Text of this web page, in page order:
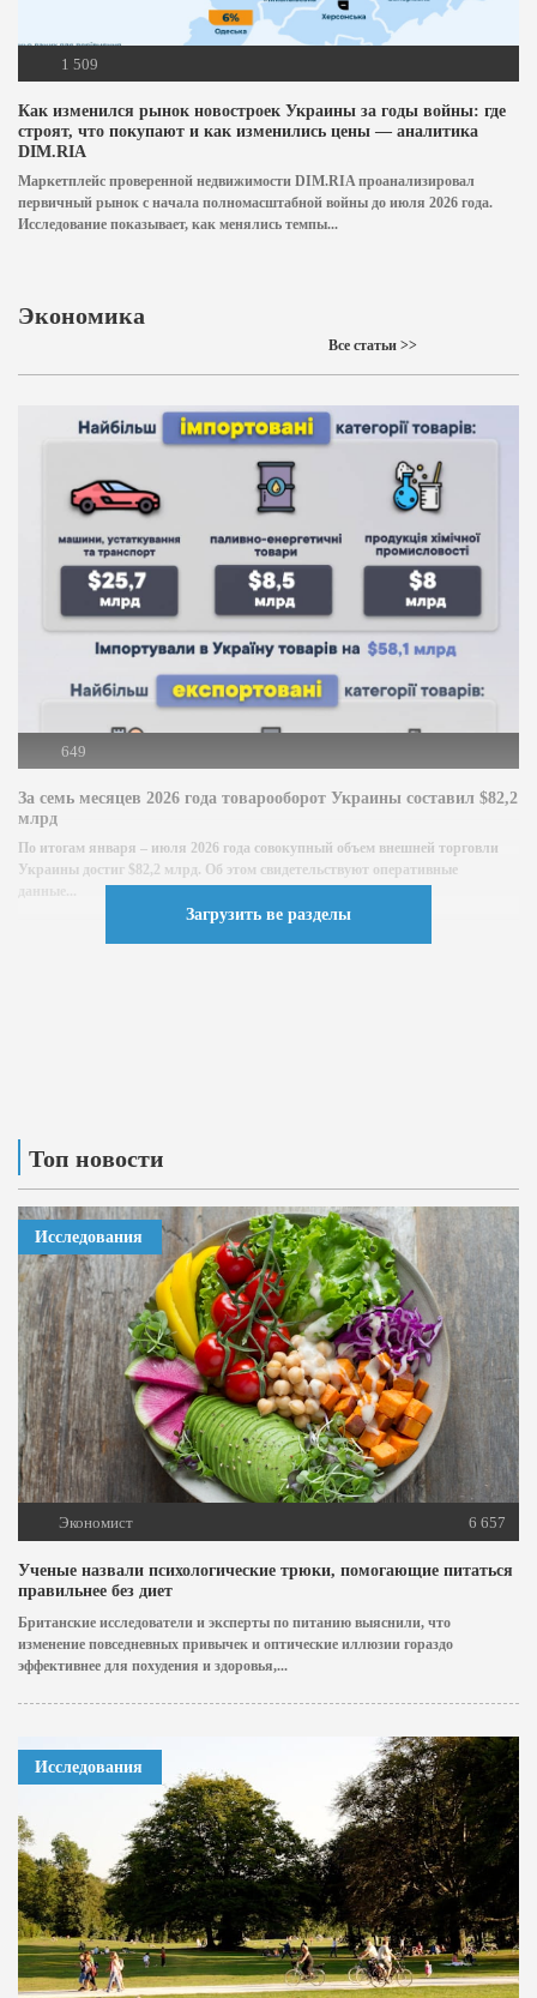
Топ новости
Исследования
Экономист 6 657
Ученые назвали психологические трюки, помогающие питаться
правильнее без диет
Британские исследователи и эксперты по питанию выяснили, что
изменение повседневных привычек и оптические иллюзии гораздо
эффективнее для похудения и здоровья,...
Исследования
1 509
Как изменился рынок новостроек Украины за годы войны: где
строят, что покупают и как изменились цены — аналитика
DIM.RIA
Маркетплейс проверенной недвижимости DIM.RIA проанализировал
первичный рынок с начала полномасштабной войны до июля 2026 года.
Исследование показывает, как менялись темпы...
Экономика
Все статьи >>
649
За семь месяцев 2026 года товарооборот Украины составил $82,2
млрд
По итогам января – июля 2026 года совокупный объем внешней торговли
Украины достиг $82,2 млрд. Об этом свидетельствуют оперативные
данные...
Загрузить ве разделы